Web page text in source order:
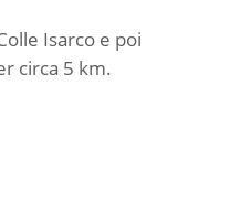
Isarco e poi
circa 5 km.